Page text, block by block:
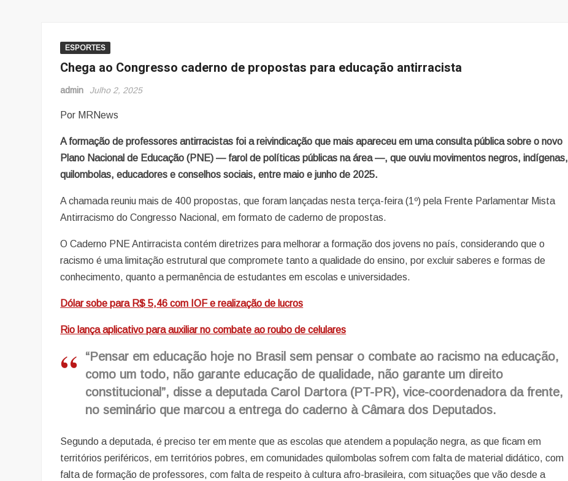
ESPORTES
Chega ao Congresso caderno de propostas para educação antirracista
admin Julho 2, 2025
Por MRNews
A formação de professores antirracistas foi a reivindicação que mais apareceu em uma consulta pública sobre o novo
Plano Nacional de Educação (PNE) — farol de políticas públicas na área —, que ouviu movimentos negros, indígenas,
quilombolas, educadores e conselhos sociais, entre maio e junho de 2025.
A chamada reuniu mais de 400 propostas, que foram lançadas nesta terça-feira (1º) pela Frente Parlamentar Mista
Antirracismo do Congresso Nacional, em formato de caderno de propostas.
O Caderno PNE Antirracista contém diretrizes para melhorar a formação dos jovens no país, considerando que o
racismo é uma limitação estrutural que compromete tanto a qualidade do ensino, por excluir saberes e formas de
conhecimento, quanto a permanência de estudantes em escolas e universidades.
Dólar sobe para R$ 5,46 com IOF e realização de lucros
Rio lança aplicativo para auxiliar no combate ao roubo de celulares
“Pensar em educação hoje no Brasil sem pensar o combate ao racismo na educação,
como um todo, não garante educação de qualidade, não garante um direito
constitucional”, disse a deputada Carol Dartora (PT-PR), vice-coordenadora da frente,
no seminário que marcou a entrega do caderno à Câmara dos Deputados.
Segundo a deputada, é preciso ter em mente que as escolas que atendem a população negra, as que ficam em
territórios periféricos, em territórios pobres, em comunidades quilombolas sofrem com falta de material didático, com
falta de formação de professores, com falta de respeito à cultura afro-brasileira, com situações que vão desde a